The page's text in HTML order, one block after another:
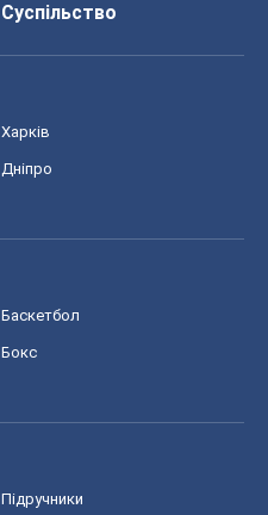
Суспільство
Харків
Дніпро
Баскетбол
Бокс
Підручники